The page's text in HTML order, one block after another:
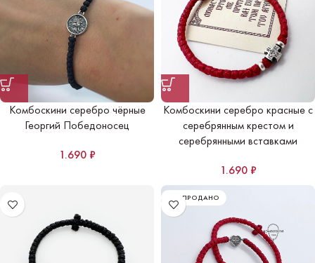
Комбоскини серебро чёрные
Георгий Победоносец
1.690 ₽
Комбоскини серебро красные с
серебрянным крестом и
серебрянными вставками
1.690 ₽
РАСПРОДАНО